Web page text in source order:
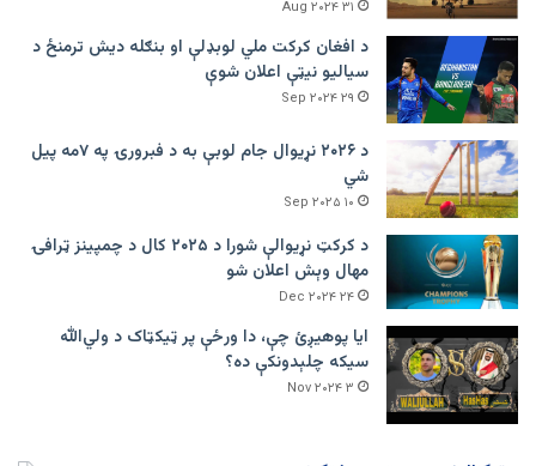
۳۱ Aug ۲۰۲۴
د افغان کرکت ملي لوبډلې او بنګله دیش ترمنځ د
سیالیو نیټې اعلان شوې
۲۹ Sep ۲۰۲۴
د ۲۰۲۶ نړیوال جام لوبې به د فبرورۍ په ۷مه پیل
شي
۱۰ Sep ۲۰۲۵
د کرکټ نړیوالې شورا د ۲۰۲۵ کال د چمپینز ټرافۍ
مهال وېش اعلان شو
۲۴ Dec ۲۰۲۴
ایا پوهیږئ چې، دا ورځې پر ټيکټاک د ولي‌الله
سیکه چلېدونکې ده؟
۳ Nov ۲۰۲۴